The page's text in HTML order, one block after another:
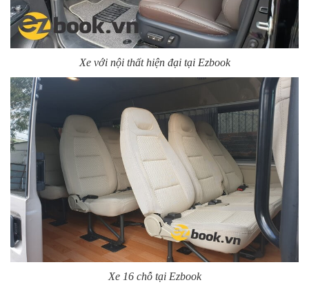
Xe với nội thất hiện đại tại Ezbook
Xe 16 chỗ tại Ezbook